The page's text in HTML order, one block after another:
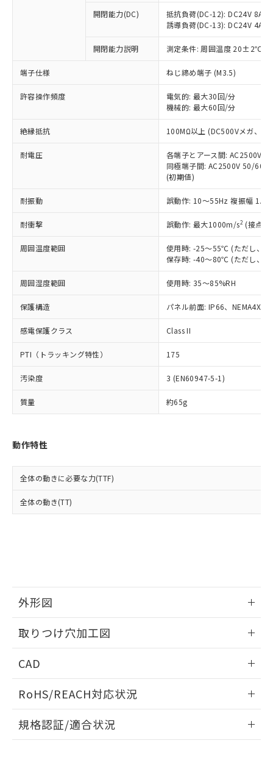
開閉能力(DC)
抵抗負荷(DC-12): DC24V 8A/
誘導負荷(DC-13): DC24V 4A/
開閉能力説明 測定条件: 周囲温度 20±2℃、
端子仕様 ねじ締め端子 (M3.5)
許容操作頻度
電気的: 最大30回/分
機械的: 最大60回/分
絶縁抵抗 100MΩ以上 (DC500Vメガ、点
耐電圧
各端子とアース間: AC2500V
同極端子間: AC2500V 50/
(初期値)
耐振動 誤動作: 10～55Hz 複振幅
耐衝撃 誤動作: 最大1000m/s2 (接点
周囲温度範囲
使用時: -25～55℃ (ただし、氷
保存時: -40～80℃ (ただし、氷
周囲湿度範囲 使用時: 35～85%RH
保護構造 パネル前面: IP66、NEMA4X,
感電保護クラス Class II
PTI（トラッキング特性） 175
汚染度 3 (EN60947-5-1)
質量 約65g
動作特性
全体の動きに必要な力(TTF)
全体の動き(TT)
外形図
取りつけ穴加工図
CAD
ドすることができます。
ログイン/会員登録
RoHS/REACH対応状況
EU RoHS 注意事項・凡例
規格認証/適合状況
商品の当社在庫状況および標準価格
(税抜)を提供させていただくもので
当社制御機器事業取扱商品の中には、
本サービスの対象外となる商品もある
ことをご了承ください。
在庫状況および標準価格照会結果は、
記載している更新日時点での社内デー
タに基づき作成されるものであり、閲
覧された時点での実際の在庫および標
準価格とは異なる場合があることをご
正式な納期状況および標準価格はお客
様のお取引先、またはお客様担当のオ
ムロン制御機器販売店・当社販売員に
オムロン制御機器販売店や当社販売拠
販売ネットワーク
」をご確認
在庫状況および標準価格結果を当社の
事前の承諾なく第三者に漏洩または開
示しないようお願いします。
マイパーツ機能（部品リスト作成サー
ビス）をご利用いただくには、I-Web
メンバーズにご登録されている必要が
あります。
お客様が当ウェブサイト上で当社にご
登録された部品リストについて、当社
および当社の共同利用者が、当社の製
品・サービスに関するお客様との取
引・商談に必要な範囲で利用すること
非含有の対応状況を調査中または確認中の
非該当品：ライセンス料など無形物で、有
害物質有無と関係のない商品です。
いたものが、含有品と判明した場合などや
むを得ず変更することがあります。
鉛(Pb) 1000ppm以下、 水銀(Hg) 1000ppm以下、 カド
六価クロム(Cr(Ⅵ)) 1000ppm以下、ポリ臭化ビフェニル
類(PBB) 1000ppm以下、ポリ臭化ジフェニルエーテル類
(PBDE) 1000ppm以下、フタル酸ビス(2-エチルヘキシ
ル) (DEHP)(別名：DOP) 1000ppm以下、フタル酸ブチ
ルベンジル（BBP） 1000ppm以下、フタル酸ジブチル
（DBP） 1000ppm以下、フタル酸ジイソブチル
但し、RoHS指令で産業用監視および制御機器に対する
図的な使用がないことを確認しています。
部品在庫の切り替え状況などにより、予定
月が前後することがあります。
※3 非含有証明書ダウンロード
下記の非含有証明書をダウンロードするこ
EU RoHS指令（10物質）の非含有証明書
ものではありません。
また、RoHS指令のフタル酸エステル類４
荷製品に未対応品が混在することから備考
「○」：最大均質材料含有率が中国RoHSの
基準値以下であることを示します。
「×」：最大均質材料含有率が中国RoHSの
基準値を超えていることを示します。
「－」：未確認です。当社販売部門へお問
い合わせください。
*中国RoHS10物質の基準値 (GB/T26572)：
Pb(鉛) :1000ppm、 Hg(水銀) : 1000ppm、 Cd(カドミウ
ム) : 100ppm、
Cr(Ⅵ)(六価クロム) : 1000ppm、 PBBs(ポリ臭化ビフェ
ニル類) : 1000ppm、 PBDEs(ポリ臭化ジフェニルエーテ
DBP(フタル酸ジブチル) : 1000ppm、 DIBP(フタル酸ジ
イソブチル) : 1000ppm、 BBP(フタル酸ブチルベンジ
DEHP(フタル酸ビス(2-エチルヘキシル)) : 1000ppm
「ｅ」：有害物質（10物質）のすべてが基
準値以下であることを示します。
「10」：通常の使用状況下において有害物
質が外部に漏えいし、環境に深刻な影響を
及ぼさない年数を意味します。
「－」：未確認です。当社販売部門へお問
当社は、これら貴社製品のうち、外国
為替および外国貿易法に定める商品
（以下｢規制貨物等」という）を輸出
または国外への提供する場合は、日本
国政府の輸出許可(または役務取引許
可)を取得するなどの必要な手続きを
当社は規制貨物を破棄する場合は、完
全に破砕するなど、違法に輸出されな
いよう必要な手段を講じます。
当社は貴社製品を、核兵器、ミサイ
ル、化学兵器、生物兵器またはその他
武器並びにこれらの製造装置等に一切
当社は、貴社製品を第三者に販売する
場合は、上記1、2および3の内容を当
該第三者に通知します。また当社は、
販売先および販売に係わる関係者が違
法に輸出するおそれがある場合は、取
り引きをいたしません。
キャンセル
一定数以上の在庫あり
一定数には満たないが在庫あり
在庫なし(最新の在庫状況につ
いては、お客様のお取引先、ま
たはお客様担当のオムロン制御
機器販売店・当社販売員にご確
受注生産機種、また在庫状況の
情報を公開していない機種